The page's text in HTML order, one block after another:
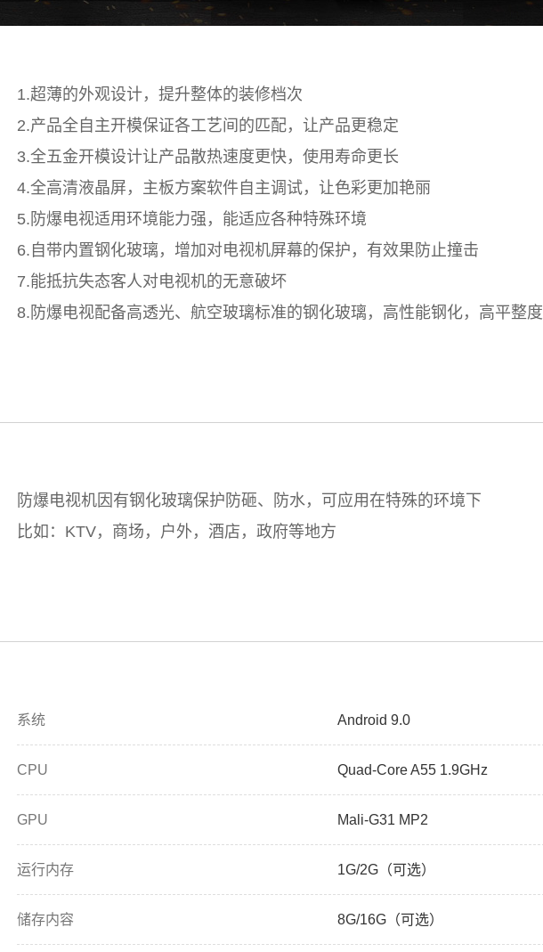
1.超薄的外观设计，提升整体的装修档次
2.产品全自主开模保证各工艺间的匹配，让产品更稳定
3.全五金开模设计让产品散热速度更快，使用寿命更长
4.全高清液晶屏，主板方案软件自主调试，让色彩更加艳丽
5.防爆电视适用环境能力强，能适应各种特殊环境
6.自带内置钢化玻璃，增加对电视机屏幕的保护，有效果防止撞击
7.能抵抗失态客人对电视机的无意破坏
8.防爆电视配备高透光、航空玻璃标准的钢化玻璃，高性能钢化，高平整度
防爆电视机因有钢化玻璃保护防砸、防水，可应用在特殊的环境下
比如：KTV，商场，户外，酒店，政府等地方
系统 Android 9.0
CPU Quad-Core A55 1.9GHz
GPU Mali-G31 MP2
运行内存 1G/2G（可选）
储存内容 8G/16G（可选）